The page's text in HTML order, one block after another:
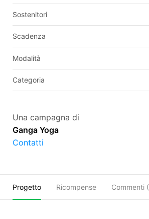
Sostenitori
Scadenza
Modalità
Categoria
Una campagna di
Ganga Yoga
Contatti
Progetto Ricompense Commenti (